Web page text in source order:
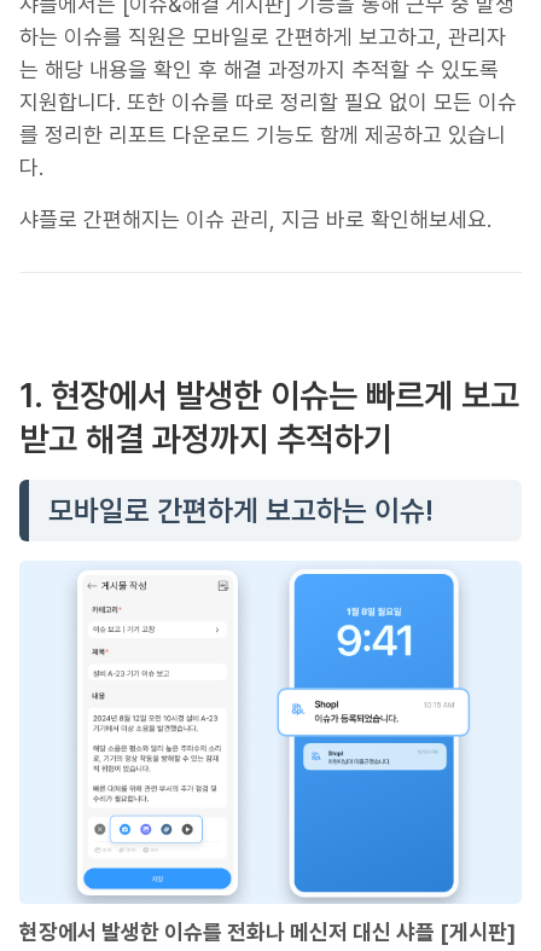
하는 이슈를 직원은 모바일로 간편하게 보고하고, 관리자
는 해당 내용을 확인 후 해결 과정까지 추적할 수 있도록
지원합니다. 또한 이슈를 따로 정리할 필요 없이 모든 이슈
를 정리한 리포트 다운로드 기능도 함께 제공하고 있습니
다.
샤플로 간편해지는 이슈 관리, 지금 바로 확인해보세요.
1. 현장에서 발생한 이슈는 빠르게 보고
받고 해결 과정까지 추적하기
모바일로 간편하게 보고하는 이슈!
현장에서 발생한 이슈를 전화나 메신저 대신 샤플 [게시판]